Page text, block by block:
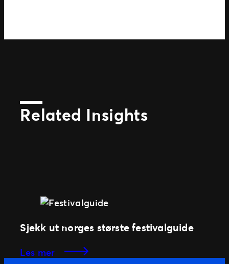
Related Insights
Sjekk ut norges største festivalguide
les mer